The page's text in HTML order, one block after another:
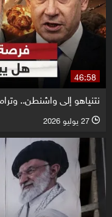
46:58
نتنياهو إلى واشنطن..
l 27 يوليو 2026